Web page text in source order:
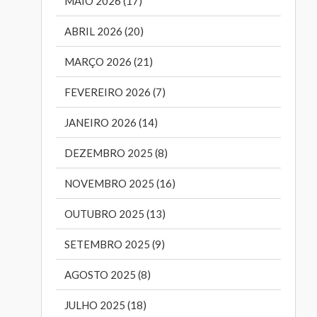
ABRIL 2026 (20)
MARÇO 2026 (21)
FEVEREIRO 2026 (7)
JANEIRO 2026 (14)
DEZEMBRO 2025 (8)
NOVEMBRO 2025 (16)
OUTUBRO 2025 (13)
SETEMBRO 2025 (9)
AGOSTO 2025 (8)
JULHO 2025 (18)